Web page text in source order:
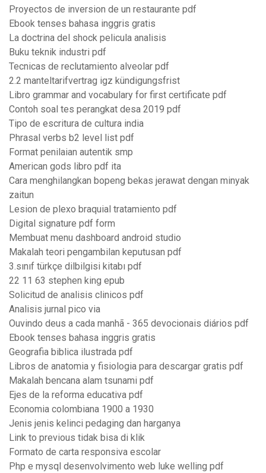
Proyectos de inversion de un restaurante pdf
Ebook tenses bahasa inggris gratis
La doctrina del shock pelicula analisis
Buku teknik industri pdf
Tecnicas de reclutamiento alveolar pdf
2.2 manteltarifvertrag igz kündigungsfrist
Libro grammar and vocabulary for first certificate pdf
Contoh soal tes perangkat desa 2019 pdf
Tipo de escritura de cultura india
Phrasal verbs b2 level list pdf
Format penilaian autentik smp
American gods libro pdf ita
Cara menghilangkan bopeng bekas jerawat dengan minyak
zaitun
Lesion de plexo braquial tratamiento pdf
Digital signature pdf form
Membuat menu dashboard android studio
Makalah teori pengambilan keputusan pdf
3.sınıf türkçe dilbilgisi kitabı pdf
22 11 63 stephen king epub
Solicitud de analisis clinicos pdf
Analisis jurnal pico via
Ouvindo deus a cada manhã - 365 devocionais diários pdf
Ebook tenses bahasa inggris gratis
Geografia biblica ilustrada pdf
Libros de anatomia y fisiologia para descargar gratis pdf
Makalah bencana alam tsunami pdf
Ejes de la reforma educativa pdf
Economia colombiana 1900 a 1930
Jenis jenis kelinci pedaging dan harganya
Link to previous tidak bisa di klik
Formato de carta responsiva escolar
Php e mysql desenvolvimento web luke welling pdf